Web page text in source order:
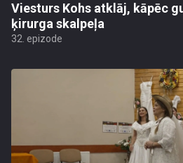
Viesturs Kohs atklāj, kāpēc
ķirurga skalpeļa
32. epizode